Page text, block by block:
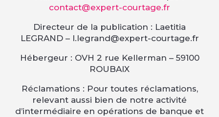
contact@expert-courtage.fr
Directeur de la publication : Laetitia
LEGRAND – l.legrand@expert-courtage.fr
Hébergeur : OVH 2 rue Kellerman – 59100
ROUBAIX
Réclamations : Pour toutes réclamations,
relevant aussi bien de notre activité
d’intermédiaire en opérations de banque et